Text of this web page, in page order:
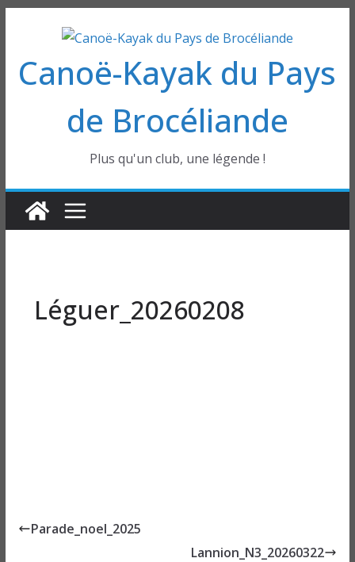
contenu
Canoë-Kayak du Pays
de Brocéliande
Plus qu'un club, une légende !
Léguer_20260208
Parade_noel_2025
Lannion_N3_20260322